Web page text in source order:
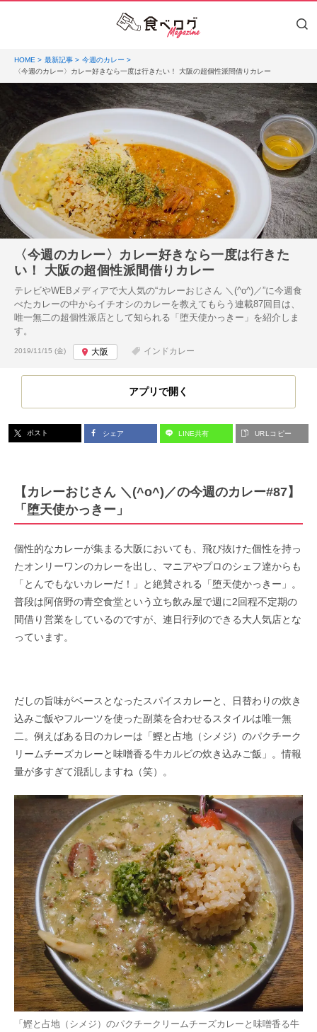
HOME 最新記事
今週のカレー
〈今週のカレー〉カレー好きなら一度は行きたい！ 大阪の超個性派間借りカレー
〈今週のカレー〉カレー好きなら一度は行きた
い！ 大阪の超個性派間借りカレー
テレビやWEBメディアで大人気の“カレーおじさん ＼(^o^)／”に今週食
べたカレーの中からイチオシのカレーを教えてもらう連載87回目は、
唯一無二の超個性派店として知られる「堕天使かっきー」を紹介しま
す。
投稿日:
2019/11/15 (金) 大阪 インドカレー
アプリで開く
ポスト シェア LINE共有 URLコピー
【カレーおじさん ＼(^o^)／の今週のカレー#87】
「堕天使かっきー」
個性的なカレーが集まる大阪においても、飛び抜けた個性を持っ
たオンリーワンのカレーを出し、マニアやプロのシェフ達からも
「とんでもないカレーだ！」と絶賛される「堕天使かっきー」。
普段は阿倍野の青空食堂という立ち飲み屋で週に2回程不定期の
間借り営業をしているのですが、連日行列のできる大人気店とな
っています。
だしの旨味がベースとなったスパイスカレーと、日替わりの炊き
込みご飯やフルーツを使った副菜を合わせるスタイルは唯一無
二。例えばある日のカレーは「鰹と占地（シメジ）のパクチーク
リームチーズカレーと味噌香る牛カルビの炊き込みご飯」。情報
量が多すぎて混乱しますね（笑）。
「鰹と占地（シメジ）のパクチークリームチーズカレーと味噌香る牛